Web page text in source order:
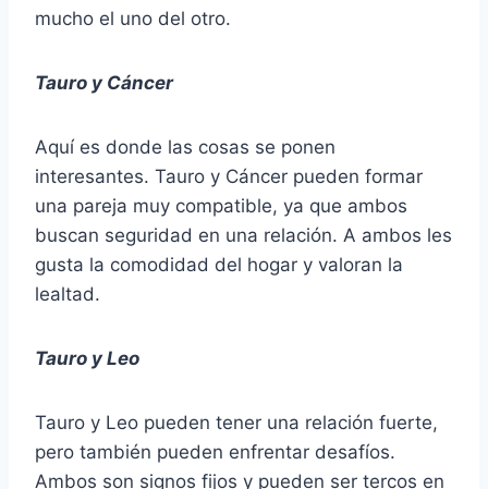
mucho el uno del otro.
Tauro y Cáncer
Aquí es donde las cosas se ponen
interesantes. Tauro y Cáncer pueden formar
una pareja muy compatible, ya que ambos
buscan seguridad en una relación. A ambos les
gusta la comodidad del hogar y valoran la
lealtad.
Tauro y Leo
Tauro y Leo pueden tener una relación fuerte,
pero también pueden enfrentar desafíos.
Ambos son signos fijos y pueden ser tercos en